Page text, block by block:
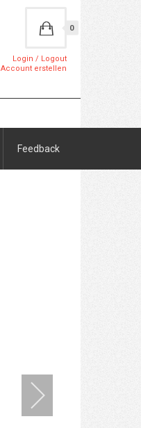
0
Login / Logout
Account erstellen
Feedback